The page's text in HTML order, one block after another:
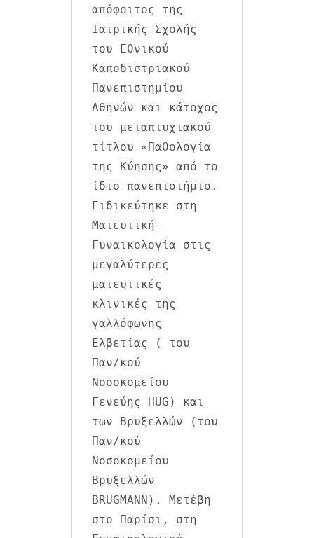
απόφοιτος της
Ιατρικής Σχολής
του Εθνικού
Καποδιστριακού
Πανεπιστημίου
Αθηνών και κάτοχος
του μεταπτυχιακού
τίτλου «Παθολογία
της Κύησης» από το
ίδιο πανεπιστήμιο.
Ειδικεύτηκε στη
Μαιευτική-
Γυναικολογία στις
μεγαλύτερες
μαιευτικές
κλινικές της
γαλλόφωνης
Ελβετίας ( του
Παν/κού
Νοσοκομείου
Γενεύης HUG) και
των Βρυξελλών (του
Παν/κού
Νοσοκομείου
Βρυξελλών
BRUGMANN). Μετέβη
στο Παρίσι, στη